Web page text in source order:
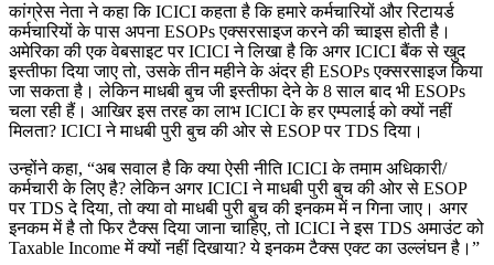
कांग्रेस नेता ने कहा कि ICICI कहता है कि हमारे कर्मचारियों और रिटायर्ड
कर्मचारियों के पास अपना ESOPs एक्सरसाइज करने की च्वाइस होती है।
अमेरिका की एक वेबसाइट पर ICICI ने लिखा है कि अगर ICICI बैंक से खुद
इस्तीफा दिया जाए तो, उसके तीन महीने के अंदर ही ESOPs एक्सरसाइज किया
जा सकता है। लेकिन माधबी बुच जी इस्तीफा देने के 8 साल बाद भी ESOPs
चला रही हैं। आखिर इस तरह का लाभ ICICI के हर एम्पलाई को क्यों नहीं
मिलता? ICICI ने माधबी पुरी बुच की ओर से ESOP पर TDS दिया।
उन्होंने कहा, “अब सवाल है कि क्या ऐसी नीति ICICI के तमाम अधिकारी/
कर्मचारी के लिए है? लेकिन अगर ICICI ने माधबी पुरी बुच की ओर से ESOP
पर TDS दे दिया, तो क्या वो माधबी पुरी बुच की इनकम में न गिना जाए। अगर
इनकम में है तो फिर टैक्स दिया जाना चाहिए, तो ICICI ने इस TDS अमाउंट को
Taxable Income में क्यों नहीं दिखाया? ये इनकम टैक्स एक्ट का उल्लंघन है।”